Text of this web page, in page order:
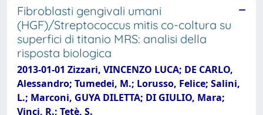
Fibroblasti gengivali umani
(HGF)/Streptococcus mitis co-coltura su
superfici di titanio MRS: analisi della
risposta biologica
2013-01-01 Zizzari, VINCENZO LUCA; DE CARLO,
Alessandro; Tumedei, M.; Lorusso, Felice; Salini,
L.; Marconi, GUYA DILETTA; DI GIULIO, Mara;
Vinci, R.; Tetè, S.